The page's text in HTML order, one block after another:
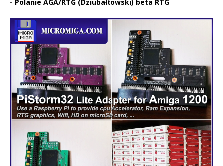
Polanie AGA/RTG (Dziubałtowski) beta RTG